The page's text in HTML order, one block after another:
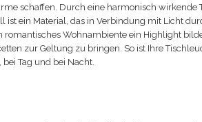
schaffen. Durch eine harmonisch wirkende
ein Material, das in Verbindung mit Licht
Wohnambiente ein Highlight
zur Geltung zu bringen. So ist Ihre
Tag und bei Nacht.